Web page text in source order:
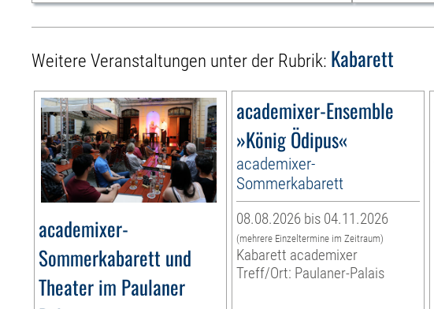
Weitere Veranstaltungen unter der Rubrik: Kabarett
academixer-
Sommerkabarett und
Theater im Paulaner
academixer-Ensemble
»König Ödipus«
academixer-
Sommerkabarett
08.08.2026 bis 04.11.2026
(mehrere Einzeltermine im Zeitraum)
Kabarett academixer
Treff/Ort: Paulaner-Palais